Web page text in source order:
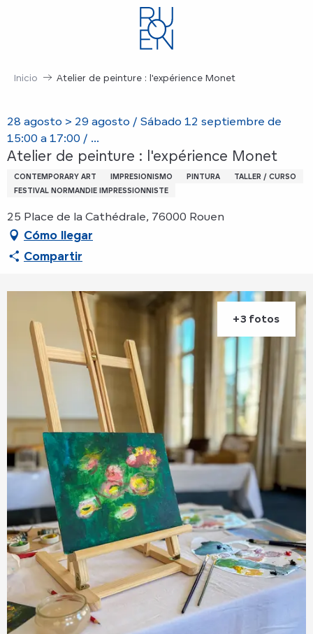
Inicio Atelier de peinture : l'expérience Monet
28 agosto > 29 agosto / Sábado 12 septiembre de
15:00 a 17:00 / ...
Atelier de peinture : l'expérience Monet
CONTEMPORARY ART IMPRESIONISMO PINTURA
TALLER / CURSO
FESTIVAL NORMANDIE IMPRESSIONNISTE
25 Place de la Cathédrale, 76000 Rouen
Cómo llegar
Compartir
+3 fotos